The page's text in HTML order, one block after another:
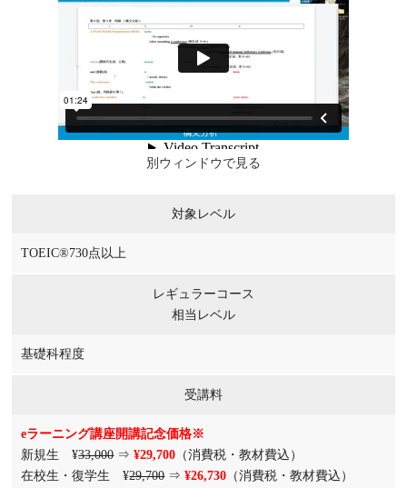
別ウィンドウで見る
対象レベル
TOEIC®730点以上
レギュラーコース
相当レベル
基礎科程度
受講料
eラーニング講座開講記念価格※
新規生 ¥33,000⇒¥29,700 （消費税・教材費込）
在校生・復学生 ¥29,700⇒¥26,730 （消費税・教材費込）